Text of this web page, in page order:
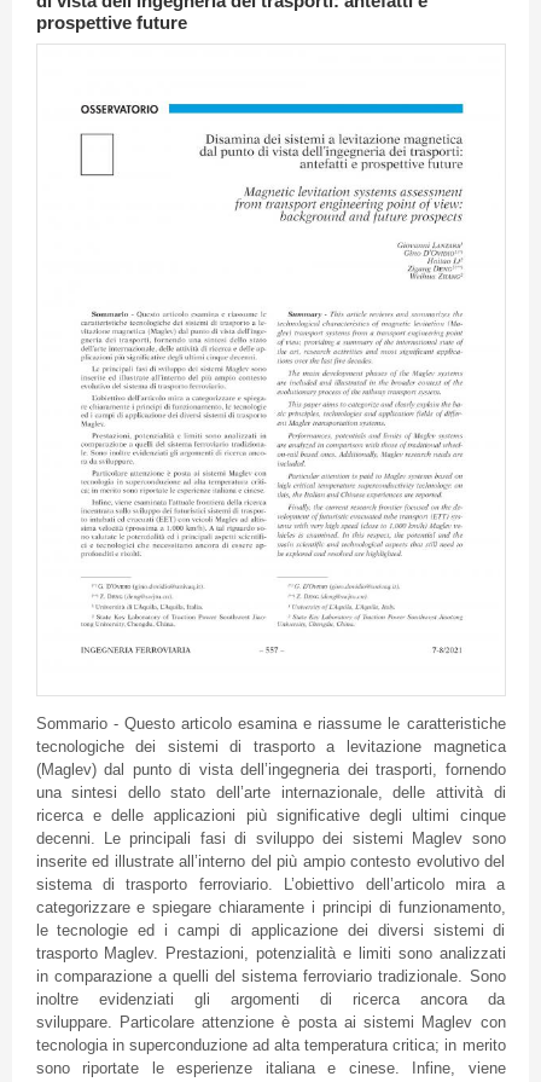
prospettive future
Sommario - Questo articolo esamina e riassume le caratteristiche
tecnologiche dei sistemi di trasporto a levitazione magnetica
(Maglev) dal punto di vista dell’ingegneria dei trasporti, fornendo
una sintesi dello stato dell’arte internazionale, delle attività di
ricerca e delle applicazioni più significative degli ultimi cinque
decenni. Le principali fasi di sviluppo dei sistemi Maglev sono
inserite ed illustrate all’interno del più ampio contesto evolutivo del
sistema di trasporto ferroviario. L’obiettivo dell’articolo mira a
categorizzare e spiegare chiaramente i principi di funzionamento,
le tecnologie ed i campi di applicazione dei diversi sistemi di
trasporto Maglev. Prestazioni, potenzialità e limiti sono analizzati
in comparazione a quelli del sistema ferroviario tradizionale. Sono
inoltre evidenziati gli argomenti di ricerca ancora da
sviluppare. Particolare attenzione è posta ai sistemi Maglev con
tecnologia in superconduzione ad alta temperatura critica; in merito
sono riportate le esperienze italiana e cinese. Infine, viene